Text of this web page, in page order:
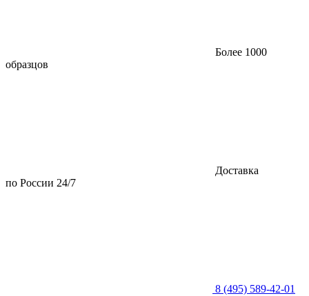
Более 1000
образцов
Доставка
по России 24/7
8 (495) 589-42-01